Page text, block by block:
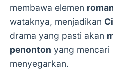
membawa elemen
wataknya, menjadikan
drama yang pasti akan
penonton yang mencari
menyegarkan.